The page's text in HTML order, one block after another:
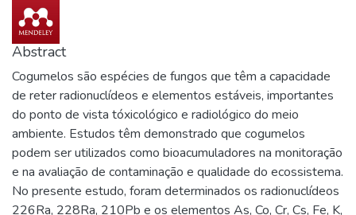
Abstract
Cogumelos são espécies de fungos que têm a capacidade
de reter radionuclídeos e elementos estáveis, importantes
do ponto de vista tóxicológico e radiológico do meio
ambiente. Estudos têm demonstrado que cogumelos
podem ser utilizados como bioacumuladores na monitoração
e na avaliação de contaminação e qualidade do ecossistema.
No presente estudo, foram determinados os radionuclídeos
226Ra, 228Ra, 210Pb e os elementos As, Co, Cr, Cs, Fe, K,